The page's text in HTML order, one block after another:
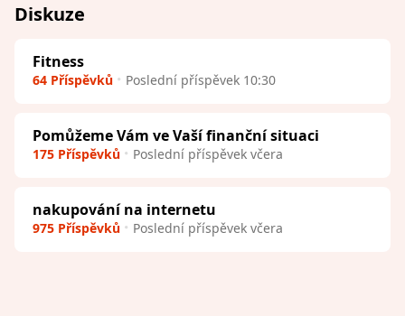
Diskuze
Fitness
64 Příspěvků Poslední příspěvek 10:30
Pomůžeme Vám ve Vaší finanční situaci
175 Příspěvků Poslední příspěvek včera
nakupování na internetu
975 Příspěvků Poslední příspěvek včera